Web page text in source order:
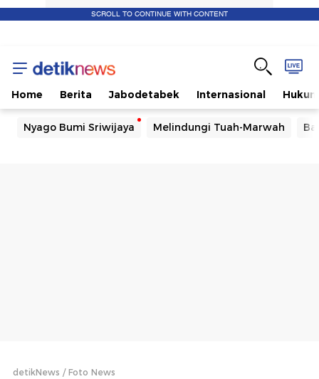
SCROLL TO CONTINUE WITH CONTENT
Home Berita Jabodetabek Internasional Hukum
Nyago Bumi Sriwijaya Melindungi Tuah-Marwah
detikNews Foto News